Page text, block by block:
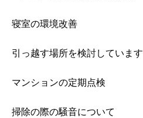
寝室の環境改善
引っ越す場所を検討しています
マンションの定期点検
掃除の際の騒音について